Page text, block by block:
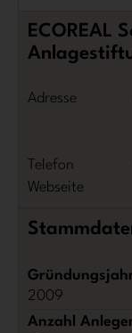
ECOREAL
Adresse
Telefon
Webseite
2009
Anzahl